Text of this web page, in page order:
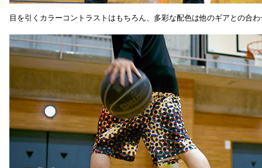
目を引くカラーコントラストはもちろん、多彩な配色は他のギアとの合